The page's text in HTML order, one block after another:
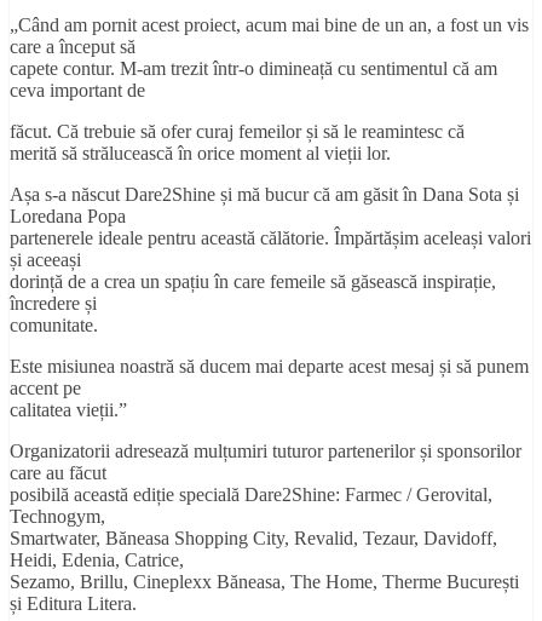
„Când am pornit acest proiect, acum mai bine de un an, a fost un vis
care a început să
capete contur. M-am trezit într-o dimineață cu sentimentul că am
ceva important de
făcut. Că trebuie să ofer curaj femeilor și să le reamintesc că
merită să strălucească în orice moment al vieții lor.
Așa s-a născut Dare2Shine și mă bucur că am găsit în Dana Sota și
Loredana Popa
partenerele ideale pentru această călătorie. Împărtășim aceleași valori
și aceeași
dorință de a crea un spațiu în care femeile să găsească inspirație,
încredere și
comunitate.
Este misiunea noastră să ducem mai departe acest mesaj și să punem
accent pe
calitatea vieții.”
Organizatorii adresează mulțumiri tuturor partenerilor și sponsorilor
care au făcut
posibilă această ediție specială Dare2Shine: Farmec / Gerovital,
Technogym,
Smartwater, Băneasa Shopping City, Revalid, Tezaur, Davidoff,
Heidi, Edenia, Catrice,
Sezamo, Brillu, Cineplexx Băneasa, The Home, Therme București
și Editura Litera.